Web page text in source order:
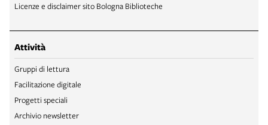
Licenze e disclaimer sito Bologna Biblioteche
Attività
Gruppi di lettura
Facilitazione digitale
Progetti speciali
Archivio newsletter